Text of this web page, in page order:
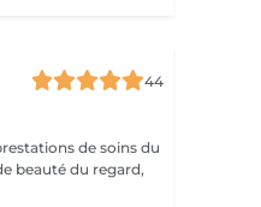
44
de soins du
beauté du regard,